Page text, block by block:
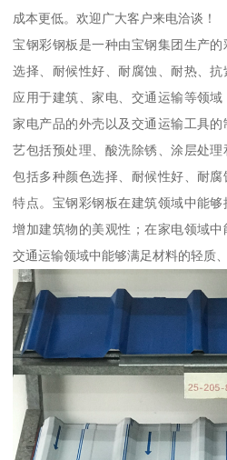
成本更低。欢迎广大客户来电洽谈！
宝钢彩钢板是一种由宝钢集团生产
选择、耐候性好、耐腐蚀、耐热、
应用于建筑、家电、交通运输等领域
家电产品的外壳以及交通运输工具
艺包括预处理、酸洗除锈、涂层处
包括多种颜色选择、耐候性好、耐
特点。宝钢彩钢板在建筑领域中能够
增加建筑物的美观性；在家电领域
交通运输领域中能够满足材料的轻质